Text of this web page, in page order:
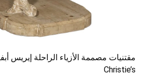
مقتنيات مصممة الأزياء الراحلة إيريس
Christie’s